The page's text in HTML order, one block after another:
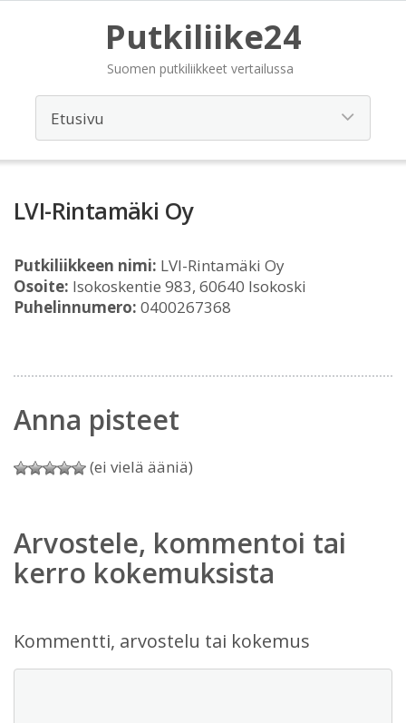
Putkiliike24
Suomen putkiliikkeet vertailussa
LVI-Rintamäki Oy
Putkiliikkeen nimi: LVI-Rintamäki Oy
Osoite: Isokoskentie 983, 60640 Isokoski
Puhelinnumero: 0400267368
Anna pisteet
(ei vielä ääniä)
Arvostele, kommentoi tai
kerro kokemuksista
Kommentti, arvostelu tai kokemus